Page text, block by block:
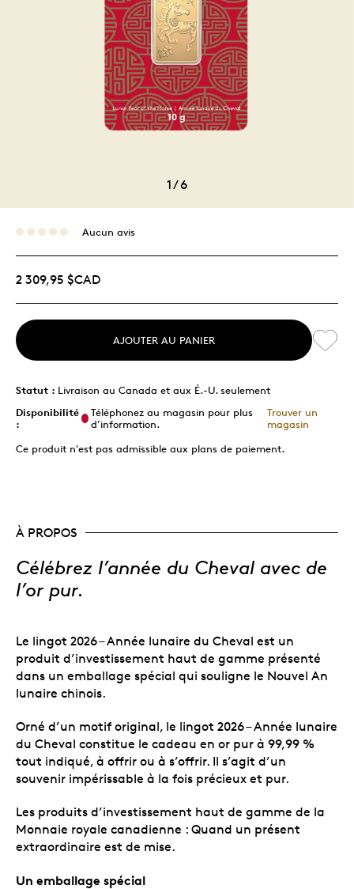
1/6
Aucun avis
2 309,95 $CAD
AJOUTER AU PANIER
Statut : Livraison au Canada et aux É.-U. seulement
Disponibilité
:
Téléphonez au magasin pour plus
d’information.
Trouver un
magasin
Ce produit n'est pas admissible aux plans de paiement.
À PROPOS
Célébrez l’année du Cheval avec de
l’or pur.
Le lingot 2026 – Année lunaire du Cheval est un
produit d’investissement haut de gamme présenté
dans un emballage spécial qui souligne le Nouvel An
lunaire chinois.
Orné d’un motif original, le lingot 2026 – Année lunaire
du Cheval constitue le cadeau en or pur à 99,99 %
tout indiqué, à offrir ou à s’offrir. Il s’agit d’un
souvenir impérissable à la fois précieux et pur.
Les produits d’investissement haut de gamme de la
Monnaie royale canadienne : Quand un présent
extraordinaire est de mise.
Un emballage spécial